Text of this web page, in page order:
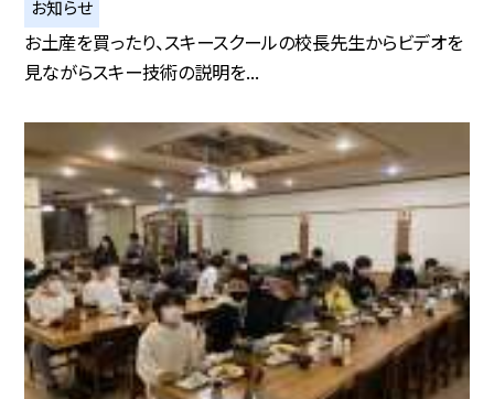
お知らせ
お土産を買ったり、スキースクールの校長先生からビデオを
見ながらスキー技術の説明を...